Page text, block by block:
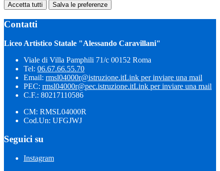
Accetta tutti Salva le preferenze
Contatti
Liceo Artistico Statale "Alessando Caravillani"
Viale di Villa Pamphili 71/c 00152 Roma
Tel: 06.67.66.55.70
Email: rmsl04000r@istruzione.itLink per inviare una mail
PEC: rmsl04000r@pec.istruzione.itLink per inviare una mail
C.F.: 80217110586
CM: RMSL04000R
Cod.Un: UFGJWJ
Seguici su
Instagram